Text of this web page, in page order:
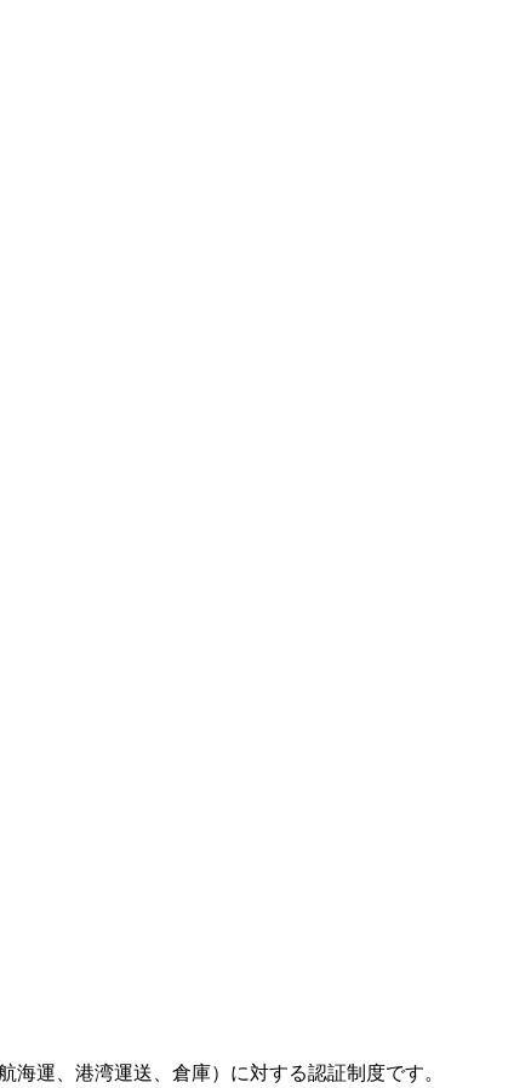
運、港湾運送、倉庫）に対する認証制度です。